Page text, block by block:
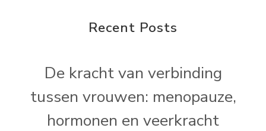
Recent Posts
De kracht van verbinding
tussen vrouwen: menopauze,
hormonen en veerkracht